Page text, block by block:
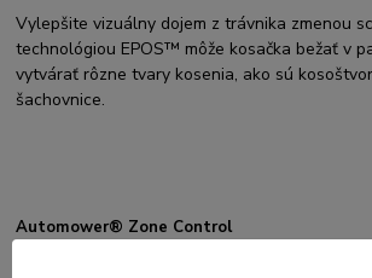
Vylepšite vizuálny dojem z trávnika zmenou
technológiou EPOS™ môže kosačka bežať v
vytvárať rôzne tvary kosenia, ako sú
šachovnice.
Automower® Zone Control